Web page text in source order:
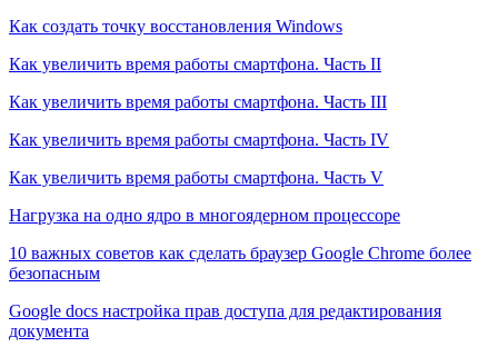
Как создать точку восстановления Windows
Как увеличить время работы смартфона. Часть II
Как увеличить время работы смартфона. Часть III
Как увеличить время работы смартфона. Часть IV
Как увеличить время работы смартфона. Часть V
Нагрузка на одно ядро в многоядерном процессоре
10 важных советов как сделать браузер Google Chrome более
безопасным
Google docs настройка прав доступа для редактирования
документа